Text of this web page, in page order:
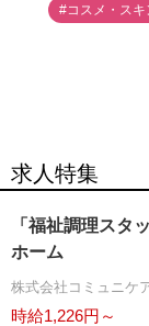
#コスメ・スキ
求人特集
「福祉調理スタ
ホーム
株式会社コミュニケ
時給1,226円～